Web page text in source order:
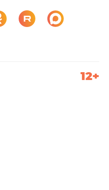
12+